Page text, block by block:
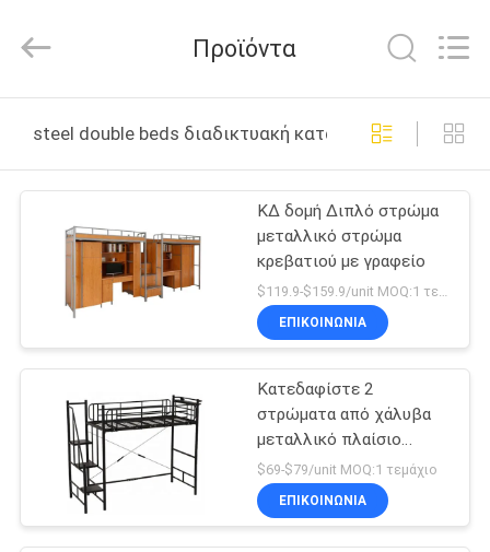
ΠΡΟΪΌΝΤΑ
ΠΕΡΊΠΟΥ
ΕΜΕΊΣ
ΓΎΡΟΣ
ΕΡΓΟΣΤΑΣΊΩΝ
ΠΟΙΟΤΙΚΌΣ
ΈΛΕΓΧΟΣ
Rights
by
Προϊόντα
steel double beds διαδικτυακή κατασκευή
ΚΔ δομή Διπλό στρώμα
μεταλλικό στρώμα
κρεβατιού με γραφείο
$119.9-$159.9/unit MOQ:1 τεμάχιο
ΕΠΙΚΟΙΝΩΝΊΑ
Κατεδαφίστε 2
στρώματα από χάλυβα
μεταλλικό πλαίσιο
κρεβατιού
$69-$79/unit MOQ:1 τεμάχιο
ΕΠΙΚΟΙΝΩΝΊΑ